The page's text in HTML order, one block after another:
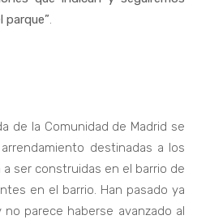
parque”.
de la Comunidad de Madrid se
destinadas a los
ser construidas en el barrio de
en el barrio. Han pasado ya
parece haberse avanzado al